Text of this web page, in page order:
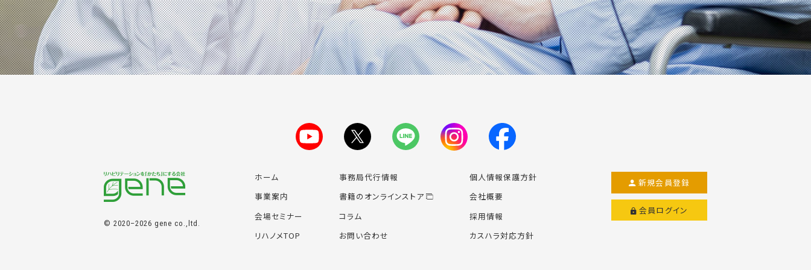
© 2020–2026 gene co.,ltd.
ホーム
事業案内
会場セミナー
リハノメTOP
事務局代行情報
書籍のオンラインストア
コラム
お問い合わせ
個人情報保護方針
会社概要
採用情報
カスハラ対応方針
新規会員登録
会員ログイン